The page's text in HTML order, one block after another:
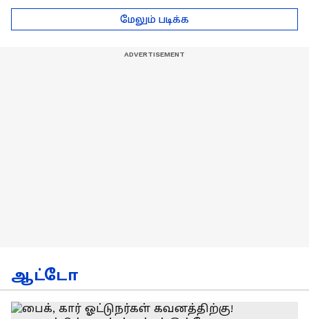
டெல்லி செல்லும் RCB
அணி !
பயிற்சியாளர் பிரீத்தி
ரதி
மேலும் படிக்க
ஆட்டோ